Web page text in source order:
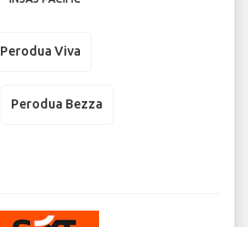
Perodua Viva
Perodua Bezza